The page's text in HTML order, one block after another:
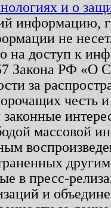
и о
информацию,
не
на доступ к
Закона РФ «О
за
честь
массовой
в пресс-
и